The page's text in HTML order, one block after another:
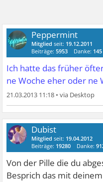
Peppermint
Mitglied seit: 19.12.2011
Beiträge:5953 Danke: 145
Ich hatte das früher
ne Woche eher oder ne
21.03.2013 11:18 •
Dubist
Mitglied seit: 19.04.2012
Beiträge: 19280 Danke:
Von der Pille die du
Besprich das mit